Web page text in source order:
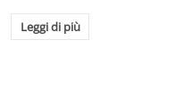
Leggi di più